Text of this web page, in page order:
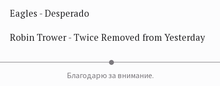
Eagles - Desperado
Robin Trower - Twice Removed from Yesterday
Благодарю за внимание.